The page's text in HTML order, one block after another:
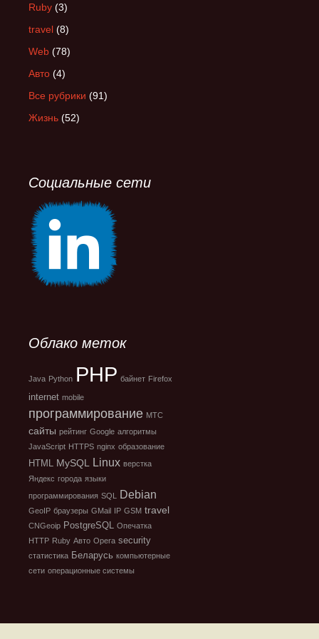
Ruby (3)
travel (8)
Web (78)
Авто (4)
Все рубрики (91)
Жизнь (52)
Социальные сети
Облако меток
Java Python PHP байнет Firefox
internet mobile
программирование МТС
сайты рейтинг Google алгоритмы
JavaScript HTTPS nginx образование
HTML MySQL Linux верстка
Яндекс города языки
программирования SQL Debian
GeoIP браузеры GMail IP GSM travel
CNGeoip PostgreSQL Опечатка
HTTP Ruby Авто Opera security
статистика Беларусь компьютерные
сети операционные системы